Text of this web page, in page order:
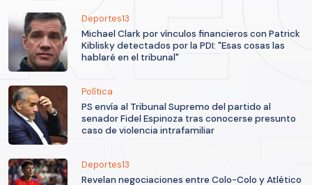
Deportes13
Michael Clark por vínculos financieros con Patrick
Kiblisky detectados por la PDI: "Esas cosas las
hablaré en el tribunal"
Política
PS envía al Tribunal Supremo del partido al
senador Fidel Espinoza tras conocerse presunto
caso de violencia intrafamiliar
Deportes13
Revelan negociaciones entre Colo-Colo y Atlético